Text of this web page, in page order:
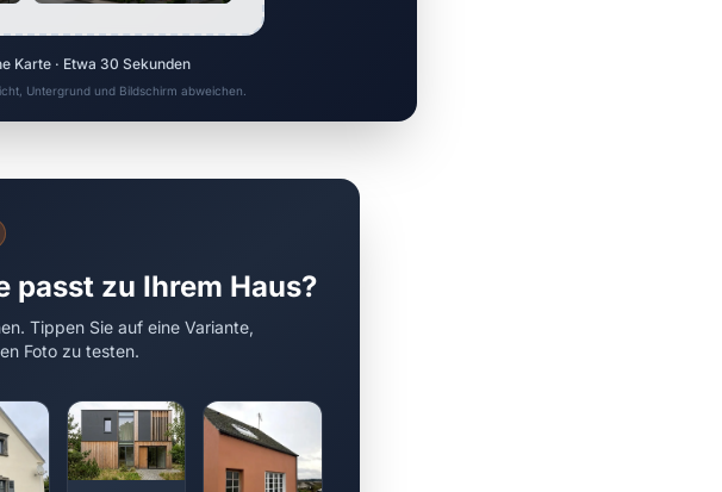
Karte · Etwa 30 Sekunden
Untergrund und Bildschirm abweichen.
passt zu Ihrem Haus?
Tippen Sie auf eine Variante,
Foto zu testen.